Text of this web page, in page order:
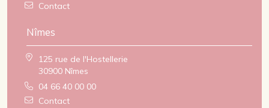
Contact
Nîmes
125 rue de l'Hostellerie
30900 Nîmes
04 66 40 00 00
Contact